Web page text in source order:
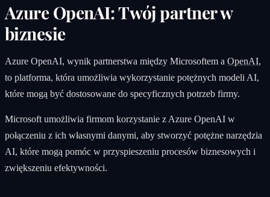
Azure OpenAI: Twój partner w
biznesie
Azure OpenAI, wynik partnerstwa między Microsoftem a OpenAI,
to platforma, która umożliwia wykorzystanie potężnych modeli AI,
które mogą być dostosowane do specyficznych potrzeb firmy.
Microsoft umożliwia firmom korzystanie z Azure OpenAI w
połączeniu z ich własnymi danymi, aby stworzyć potężne narzędzia
AI, które mogą pomóc w przyspieszeniu procesów biznesowych i
zwiększeniu efektywności.